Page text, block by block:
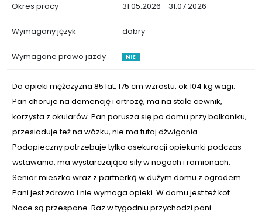
Okres pracy 31.05.2026 - 31.07.2026
Wymagany język dobry
Wymagane prawo jazdy NIE
Do opieki mężczyzna 85 lat, 175 cm wzrostu, ok 104 kg wagi.
Pan choruje na demencję i artrozę, ma na stałe cewnik,
korzysta z okularów. Pan porusza się po domu przy balkoniku,
przesiaduje też na wózku, nie ma tutaj dźwigania.
Podopieczny potrzebuje tylko asekuracji opiekunki podczas
wstawania, ma wystarczająco siły w nogach i ramionach.
Senior mieszka wraz z partnerką w dużym domu z ogrodem.
Pani jest zdrowa i nie wymaga opieki. W domu jest też kot.
Noce są przespane. Raz w tygodniu przychodzi pani